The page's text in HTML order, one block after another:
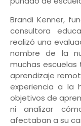
Brandi Kenner,
consultora
realizó una
nombre de la
muchas
aprendizaje
experiencia a la
objetivos de
ni analizar
afectaban a su